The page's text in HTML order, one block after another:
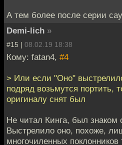
А тем более после серии
Demi-lich »
#15 | 08.02.19 18:38
Кому: fatan4, #4
> Или если "Оно"
подряд возьмутся портить,
оригиналу снят был
Не читал Кинга, был знаком
Выстрелило оно, похоже,
многочиленных поклонников